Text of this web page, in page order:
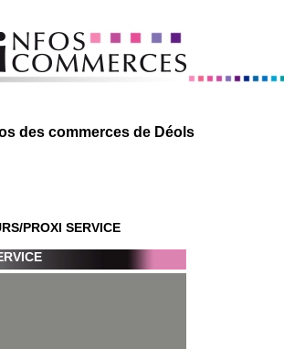
des commerces de Déols
/PROXI SERVICE